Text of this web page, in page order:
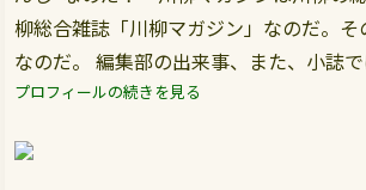
柳総合雑誌「川柳マガジン」なのだ。
なのだ。 編集部の出来事、また、小誌
プロフィールの続きを見る